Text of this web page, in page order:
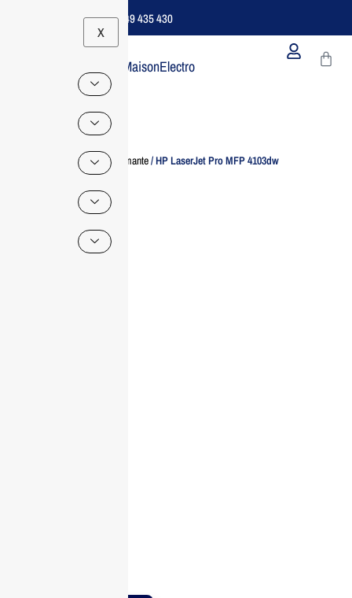
Support B2B Dédié | 06 49 435 430
X
MaisonElectro
Home/ Imprimante/ HP LaserJet Pro MFP 4103dw